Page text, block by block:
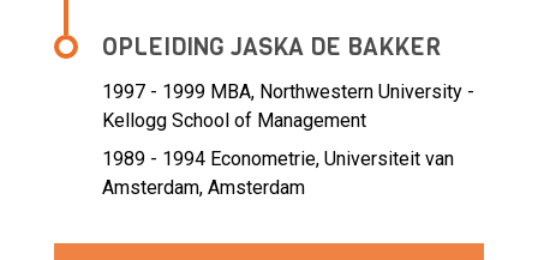
OPLEIDING JASKA DE BAKKER
1997 - 1999 MBA, Northwestern University -
Kellogg School of Management
1989 - 1994 Econometrie, Universiteit van
Amsterdam, Amsterdam